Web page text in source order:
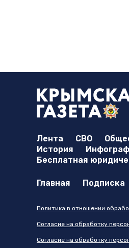
Лента СВО
История
Бесплатная
Главная Подписка
Политика в отношении
Согласие на обработку
Согласие на обработку